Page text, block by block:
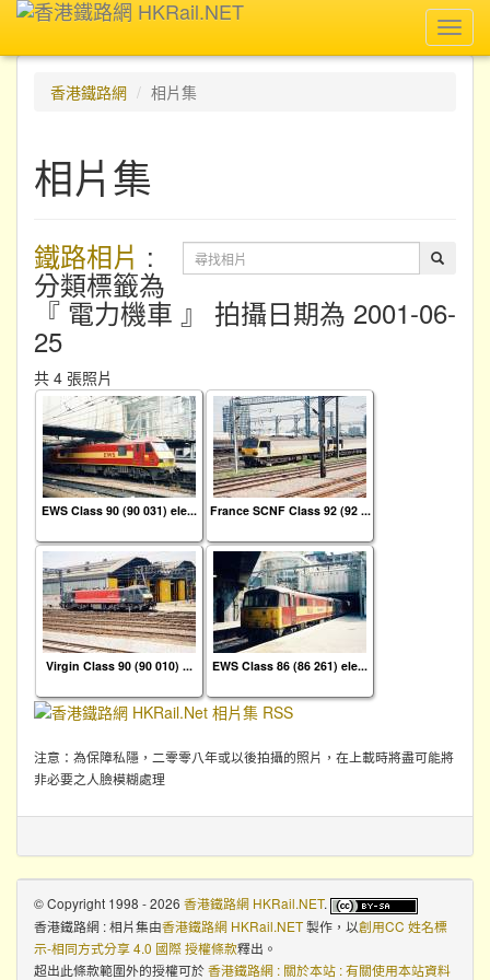
香港鐵路網
相片集
相片集
鐵路相片 :
分類標籤為
『 電力機車 』 拍攝日期為 2001-06-
25
共 4 張照片
EWS Class 90 (90 031) ele... France SCNF Class 92 (92 ...
Virgin Class 90 (90 010) ... EWS Class 86 (86 261) ele...
注意：為保障私隱，二零零八年或以後拍攝的照片，在上載時將盡可能將
非必要之人臉模糊處理
© Copyright 1998 - 2026 香港鐵路網 HKRail.NET.
香港鐵路網 : 相片集由香港鐵路網 HKRail.NET製作，以創用CC 姓名標
示-相同方式分享 4.0 國際 授權條款釋出。
超出此條款範圍外的授權可於香港鐵路網 : 關於本站 : 有關使用本站資料